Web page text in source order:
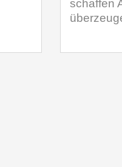
schaffen